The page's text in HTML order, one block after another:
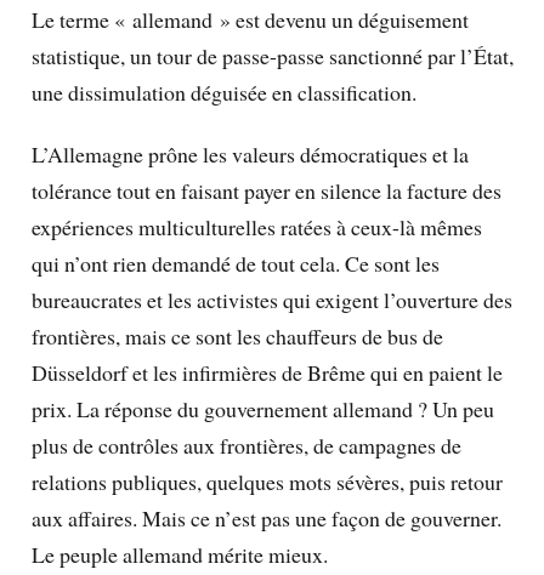
Le terme « allemand » est devenu un déguisement
statistique, un tour de passe-passe sanctionné par l’État,
une dissimulation déguisée en classification.
L’Allemagne prône les valeurs démocratiques et la
tolérance tout en faisant payer en silence la facture des
expériences multiculturelles ratées à ceux-là mêmes
qui n’ont rien demandé de tout cela. Ce sont les
bureaucrates et les activistes qui exigent l’ouverture des
frontières, mais ce sont les chauffeurs de bus de
Düsseldorf et les infirmières de Brême qui en paient le
prix. La réponse du gouvernement allemand ? Un peu
plus de contrôles aux frontières, de campagnes de
relations publiques, quelques mots sévères, puis retour
aux affaires. Mais ce n’est pas une façon de gouverner.
Le peuple allemand mérite mieux.